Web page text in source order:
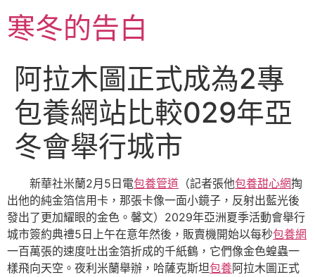
至
主寒冬的告白
阿拉木圖正式成為2專
包養網站比較029年亞
冬會舉行城市
新華社米蘭2月5日電包養管道 （記者張他包養甜心網掏
出他的純金箔信用卡，那張卡像一面小鏡子，反射出藍光後
發出了更加耀眼的金色。馨文）2029年亞洲夏季活動會舉行
城市簽約典禮5日上午在意年然後，販賣機開始以每秒包養網
一百萬張的速度吐出金箔折成的千紙鶴，它們像金色蝗蟲一
樣飛向天空。夜利米蘭舉辦，哈薩克斯坦包養阿拉木圖正式